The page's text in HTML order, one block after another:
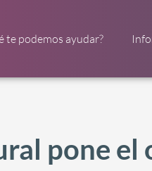
te podemos ayudar?
pone el